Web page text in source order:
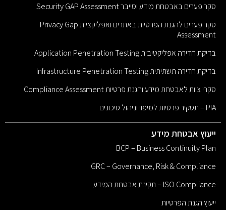
סקר פערים באבטחת מידע וסייבר Security GAP Assessment
סקר פערים להגנת הפרטיות באתרים ואפליקציות Privacy Gap
Assessment
בדיקת חדירה אפליקטיבית Application Penetration Testing
בדיקת חדירה תשתיתית Infrastructure Penetration Testing
סקרי ציות לאבטחת מידע והגנת פרטיות Compliance Assessment
PIA – תסקיר פרטיות למיפוי וניהול סיכונים
ייעוץ אבטחת מידע
BCP – Business Continuity Plan
GRC – Governance, Risk & Compliance
ISO Compliance – תקינת אבטחת המידע
ייעוץ הגנת הפרטיות